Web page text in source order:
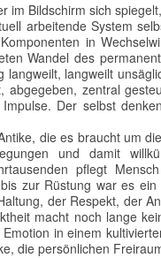
im Bildschirm sich
arbeitende System
in
Wandel des
langweilt
abgegeben, zentral
Der selbst
die es braucht um
und damit
pflegt
zur Rüstung war es
der Respekt, der
macht noch lange
in einem
die persönlichen